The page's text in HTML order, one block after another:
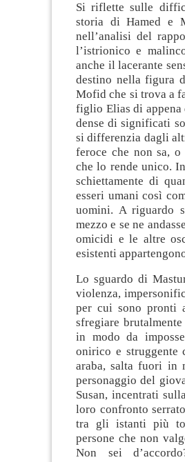
Si riflette sulle
storia di Hamed e
nell’analisi del
l’istrionico e
anche il lacerante
destino nella figura
Mofid che si trova a
figlio Elias di
dense di significati
si differenzia dagli
feroce che non sa,
che lo rende unico.
schiettamente di
esseri umani così
uomini. A riguardo
mezzo e se ne
omicidi e le altre
esistenti
Lo sguardo di
violenza,
per cui sono pronti
sfregiare
in modo da
onirico e struggente
araba, salta fuori in
personaggio del
Susan, incentrati
loro confronto
tra gli istanti più
persone che non
Non sei